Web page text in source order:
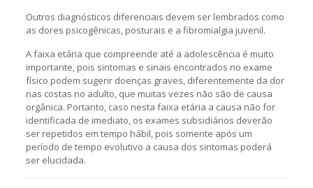
Outros diagnósticos diferenciais devem ser lembrados como
as dores psicogênicas, posturais e a fibromialgia juvenil.
A faixa etária que compreende até a adolescência é muito
importante, pois sintomas e sinais encontrados no exame
físico podem sugerir doenças graves, diferentemente da dor
nas costas no adulto, que muitas vezes não são de causa
orgânica. Portanto, caso nesta faixa etária a causa não for
identificada de imediato, os exames subsidiários deverão
ser repetidos em tempo hábil, pois somente após um
período de tempo evolutivo a causa dos sintomas poderá
ser elucidada.